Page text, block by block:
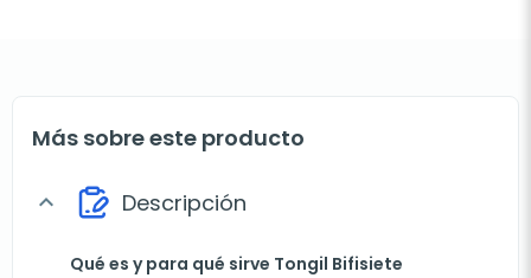
Más sobre este producto
expand_more Descripción
Qué es y para qué sirve Tongil Bifisiete